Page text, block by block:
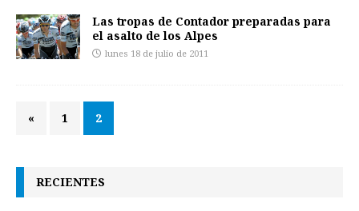
Las tropas de Contador preparadas para
el asalto de los Alpes
lunes 18 de julio de 2011
« 1 2
RECIENTES